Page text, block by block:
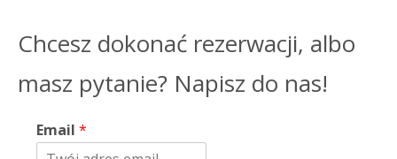
Chcesz dokonać rezerwacji, albo
masz pytanie? Napisz do nas!
Email *